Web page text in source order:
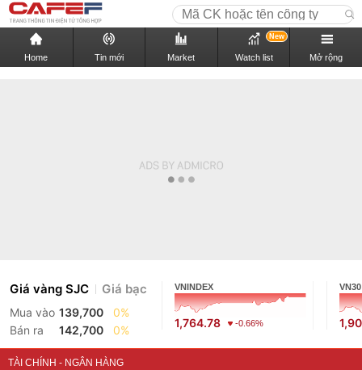
Home Tin mới Market Watch list
New
Mở rộng
Giá vàng SJC Giá bạc
Mua vào 139,700
0%
Bán ra
142,700 0%
VNINDEX
1,764.78 -0.66%
VN30
TÀI CHÍNH - NGÂN HÀNG